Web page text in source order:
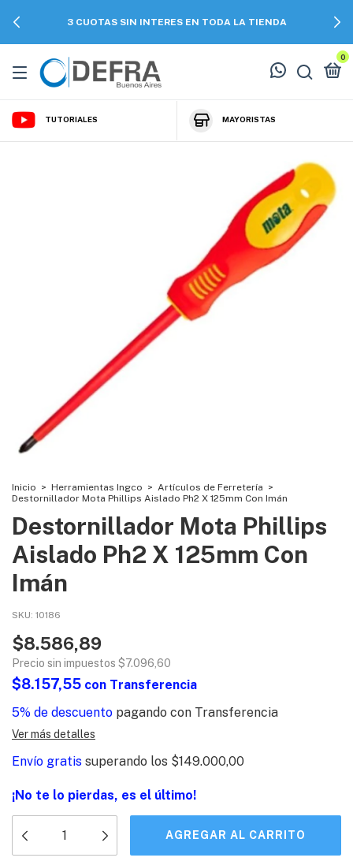
3 CUOTAS SIN INTERES EN TODA LA TIENDA
0
TUTORIALES MAYORISTAS
Inicio > Herramientas Ingco > Artículos de Ferretería >
Destornillador Mota Phillips Aislado Ph2 X 125mm Con Imán
Destornillador Mota Phillips
Aislado Ph2 X 125mm Con
Imán
SKU: 10186
$8.586,89
Precio sin impuestos $7.096,60
$8.157,55 con Transferencia
5% de descuento pagando con Transferencia
Ver más detalles
Envío gratis superando los $149.000,00
¡No te lo pierdas, es el último!